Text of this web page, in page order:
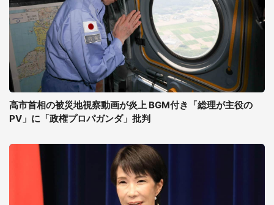
高市首相の被災地視察動画が炎上 BGM付き「総理が主役の
PV」に「政権プロパガンダ」批判